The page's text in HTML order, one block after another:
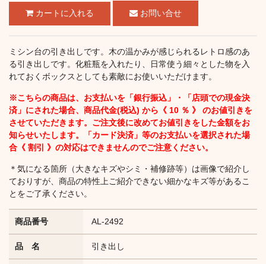
お問い合せ
ミシン台の引き出しです。木の温かみが感じられるレトロ感のあ
る引き出しです。化粧瓶を入れたり、日常使う細々とした物を入
れておくボックスとしても素敵にお使いいただけます。
※こちらの商品は、お支払いを「銀行振込」・「店頭での現金決
済」にされた場合、商品代金(税込) から《 10 ％ 》 のお値引きを
させていただきます。ご注文後に改めてお値引きをした金額をお
知らせいたします。「カード決済」等のお支払いを選択された場
合《 割引 》の対応はできませんのでご注意ください。
＊気になる箇所（大きなキズやシミ・補修跡等）は画像で紹介し
ておりすが、商品の特性上ご紹介できない細かなキズ等があるこ
とをご了承ください。
商品番号 AL-2492
品 名 引き出し